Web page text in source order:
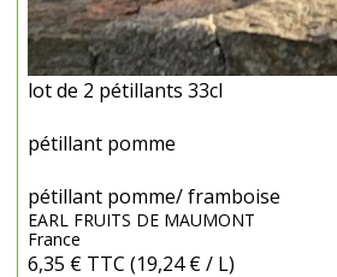
lot de 2 pétillants 33cl
pétillant pomme
pétillant pomme/ framboise
EARL FRUITS DE MAUMONT
France
6,35 € TTC (19,24 € / L)